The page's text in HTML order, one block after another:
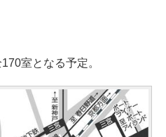
室となる予定。